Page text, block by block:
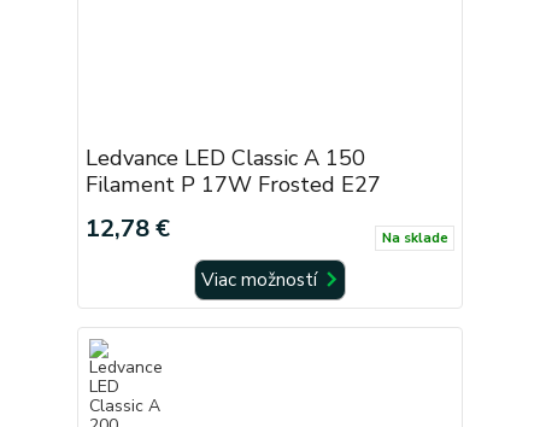
Ledvance LED Classic A 150
Filament P 17W Frosted E27
12,78 € Na sklade
Viac možností